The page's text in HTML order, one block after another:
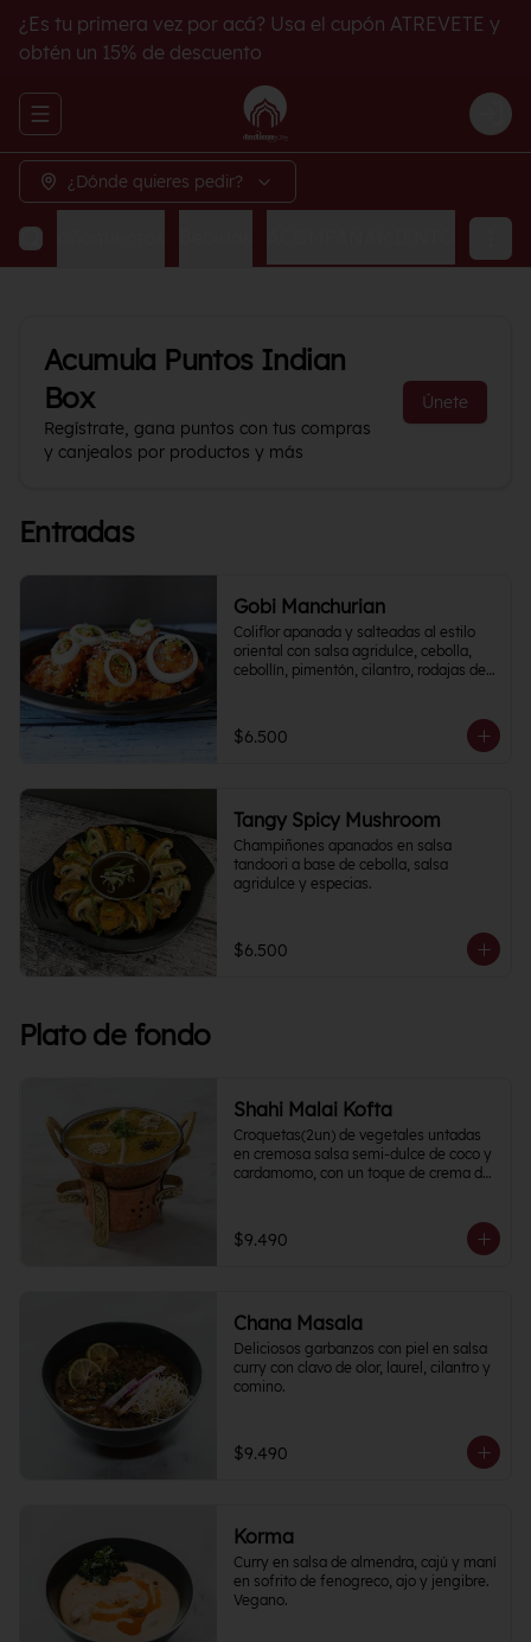
¿Es tu primera vez por acá? Usa el cupón ATREVETE y
obtén un 15% de descuento
Abrir menu de navegación
¿Dónde quieres pedir?
Acumula Puntos Indian
Box
Regístrate, gana puntos con tus compras
y canjealos por productos y más
Únete
Entradas
Gobi Manchurian
Coliflor apanada y salteadas al estilo
oriental con salsa agridulce, cebolla,
cebollín, pimentón, cilantro, rodajas de
$6.500
Tangy Spicy Mushroom
Champiñones apanados en salsa
tandoori a base de cebolla, salsa
agridulce y especias.
$6.500
Plato de fondo
Shahi Malai Kofta
Croquetas(2un) de vegetales untadas
en cremosa salsa semi-dulce de coco y
cardamomo, con un toque de crema de
$9.490
Chana Masala
Deliciosos garbanzos con piel en salsa
curry con clavo de olor, laurel, cilantro y
comino.
$9.490
Korma
Curry en salsa de almendra, cajú y maní
en sofrito de fenogreco, ajo y jengibre.
Vegano.